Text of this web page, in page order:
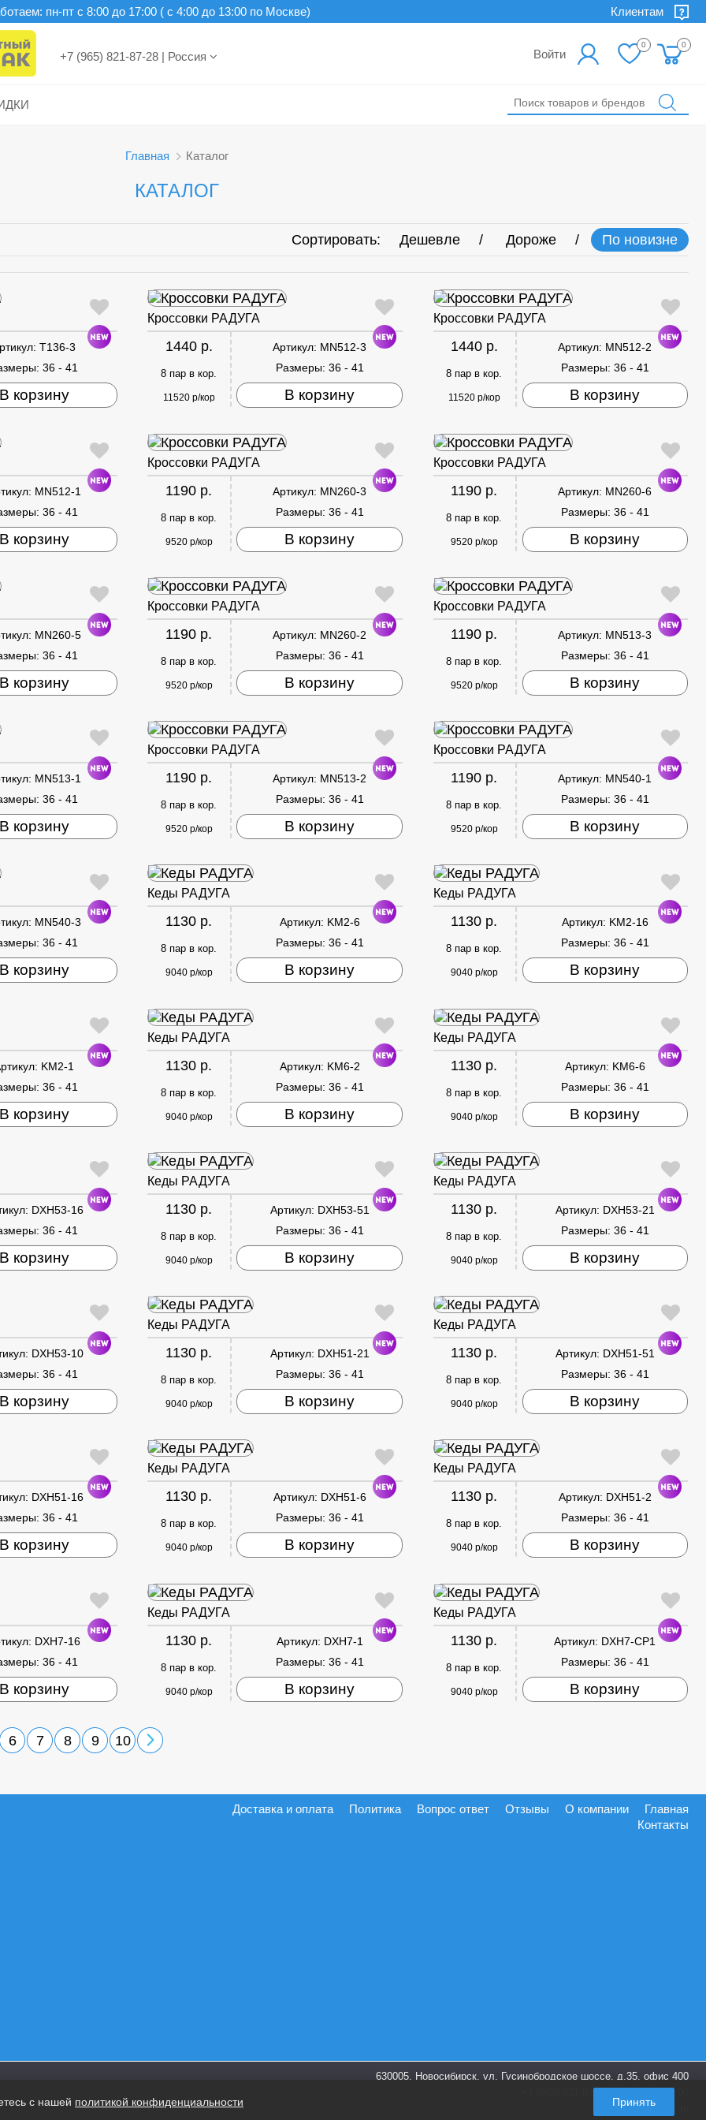
Клиентам
пн-пт c 8:00 до 17:00 ( с 4:00 до 13:00 по Москве)
+7 (965) 821-87-28 | Россия Войти
0 0
Главная Каталог
КАТАЛОГ
Сортировать: Дешевле Дороже По новизне
T136-3
36 - 41
В корзину
Кроссовки РАДУГА
1440 р.
8 пар в кор.
11520 р/кор
Артикул: MN512-3
Размеры: 36 - 41
В корзину
Кроссовки РАДУГА
1440 р.
8 пар в кор.
11520 р/кор
Артикул: MN512-2
Размеры: 36 - 41
В корзину
MN512-1
36 - 41
В корзину
Кроссовки РАДУГА
1190 р.
8 пар в кор.
9520 р/кор
Артикул: MN260-3
Размеры: 36 - 41
В корзину
Кроссовки РАДУГА
1190 р.
8 пар в кор.
9520 р/кор
Артикул: MN260-6
Размеры: 36 - 41
В корзину
MN260-5
36 - 41
В корзину
Кроссовки РАДУГА
1190 р.
8 пар в кор.
9520 р/кор
Артикул: MN260-2
Размеры: 36 - 41
В корзину
Кроссовки РАДУГА
1190 р.
8 пар в кор.
9520 р/кор
Артикул: MN513-3
Размеры: 36 - 41
В корзину
MN513-1
36 - 41
В корзину
Кроссовки РАДУГА
1190 р.
8 пар в кор.
9520 р/кор
Артикул: MN513-2
Размеры: 36 - 41
В корзину
Кроссовки РАДУГА
1190 р.
8 пар в кор.
9520 р/кор
Артикул: MN540-1
Размеры: 36 - 41
В корзину
MN540-3
36 - 41
В корзину
Кеды РАДУГА
1130 р.
8 пар в кор.
9040 р/кор
Артикул: KM2-6
Размеры: 36 - 41
В корзину
Кеды РАДУГА
1130 р.
8 пар в кор.
9040 р/кор
Артикул: KM2-16
Размеры: 36 - 41
В корзину
KM2-1
36 - 41
В корзину
Кеды РАДУГА
1130 р.
8 пар в кор.
9040 р/кор
Артикул: KM6-2
Размеры: 36 - 41
В корзину
Кеды РАДУГА
1130 р.
8 пар в кор.
9040 р/кор
Артикул: KM6-6
Размеры: 36 - 41
В корзину
DXH53-16
36 - 41
В корзину
Кеды РАДУГА
1130 р.
8 пар в кор.
9040 р/кор
Артикул: DXH53-51
Размеры: 36 - 41
В корзину
Кеды РАДУГА
1130 р.
8 пар в кор.
9040 р/кор
Артикул: DXH53-21
Размеры: 36 - 41
В корзину
DXH53-10
36 - 41
В корзину
Кеды РАДУГА
1130 р.
8 пар в кор.
9040 р/кор
Артикул: DXH51-21
Размеры: 36 - 41
В корзину
Кеды РАДУГА
1130 р.
8 пар в кор.
9040 р/кор
Артикул: DXH51-51
Размеры: 36 - 41
В корзину
DXH51-16
36 - 41
В корзину
Кеды РАДУГА
1130 р.
8 пар в кор.
9040 р/кор
Артикул: DXH51-6
Размеры: 36 - 41
В корзину
Кеды РАДУГА
1130 р.
8 пар в кор.
9040 р/кор
Артикул: DXH51-2
Размеры: 36 - 41
В корзину
DXH7-16
36 - 41
В корзину
Кеды РАДУГА
1130 р.
8 пар в кор.
9040 р/кор
Артикул: DXH7-1
Размеры: 36 - 41
В корзину
Кеды РАДУГА
1130 р.
8 пар в кор.
9040 р/кор
Артикул: DXH7-CP1
Размеры: 36 - 41
В корзину
6 7 8 9 10
Главная
О компании
Отзывы
Вопрос ответ
Политика
Доставка и оплата
Контакты
630005, Новосибирск, ул. Гусинобродское шоссе, д.35, офис 400
+7 (965) 821-87-28
пн-пт. 9:00-18:00
info@shoes-box.ru
с нашей политикой конфиденциальности Принять